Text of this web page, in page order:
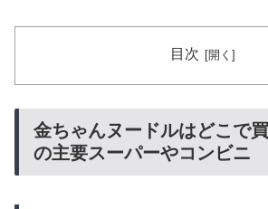
目次
金ちゃんヌードルはどこで
の主要スーパーやコンビニ